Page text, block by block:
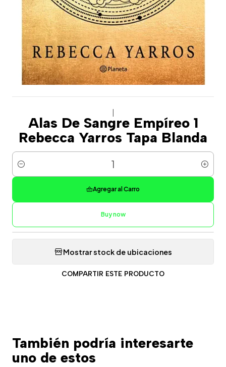
Alas De Sangre Empíreo 1
Rebecca Yarros Tapa Blanda
Cantidad
Agregar al Carro
Buy now
Mostrar stock de ubicaciones
COMPARTIR ESTE PRODUCTO
También podría interesarte
uno de estos